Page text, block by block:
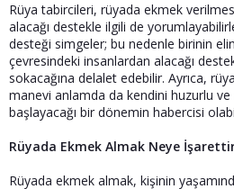
Rüya tabircileri, rüyada ekmek
alacağı destekle ilgili de
desteği simgeler; bu nedenle birinin
çevresindeki insanlardan alacağı
sokacağına delalet edebilir. Ayrıca,
manevi anlamda da kendini huzurlu
başlayacağı bir dönemin habercisi
Rüyada Ekmek Almak Neye
Rüyada ekmek almak, kişinin